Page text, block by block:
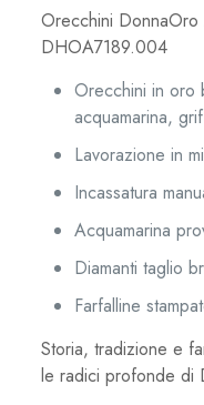
Orecchini DonnaOro
DHOA7189.004
Orecchini in oro
acquamarina,
Lavorazione in
Incassatura
Acquamarina
Diamanti taglio
Farfalline
Storia, tradizione e
le radici profonde di